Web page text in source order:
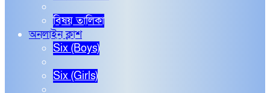
বিষয় তালিকা
অনলাইন ক্লাশ
Six (Boys)
Six (Girls)